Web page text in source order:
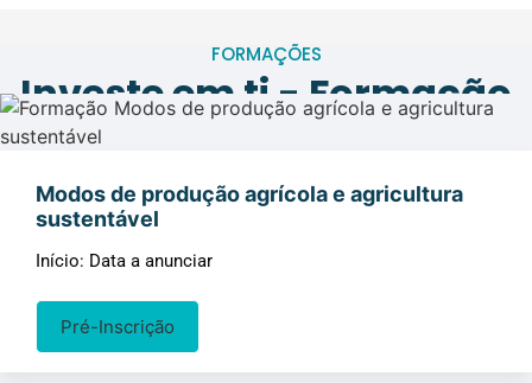
FORMAÇÕES
Investe em ti - Formação
Modos de produção agrícola e agricultura
sustentável
Início: Data a anunciar
Pré-Inscrição